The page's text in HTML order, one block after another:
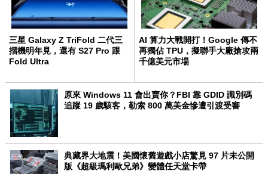
三星 Galaxy Z TriFold 二代三
摺機明年見，還有 S27 Pro 跟
Fold Ultra
AI 算力大戰開打！Google 傳不
再獨佔 TPU，擬聯手大廠搶攻兩
千億美元市場
原來 Windows 11 會出賣你？FBI 靠 GDID 識別碼
追蹤 19 歲駭客，勒索 800 萬美金慘遭引渡受審
典藏界大地震！美國懷舊遊戲小店驚見 97 片未公開
版《超級瑪利歐兄弟》變體任天堂卡帶